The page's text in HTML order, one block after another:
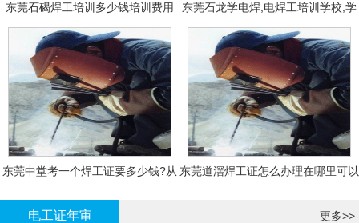
东莞石碣焊工培训多少钱培训费用
东莞石龙学电焊,电焊工培训学校,学
费多少钱?
东莞中堂考一个焊工证要多少钱?从 东莞道滘焊工证怎么办理在哪里可以
电工证年审 更多>>